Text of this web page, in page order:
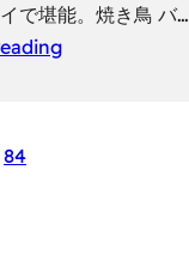
で堪能。焼き鳥 バ…
84